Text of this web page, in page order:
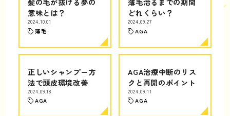
意味とは？
2024.10.01
薄毛
どれくらい？
2024.09.27
AGA
正しいシャンプー方
法で頭皮環境改善
2024.09.18
AGA
AGA治療中断のリス
クと再開のポイント
2024.09.11
AGA